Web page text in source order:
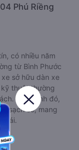
Phú Riềng
có nhiều năm
từ Bình Phước
sở hữu dàn xe
thuật thường
Bên cạnh đó,
sạch sẽ, mang
mái.